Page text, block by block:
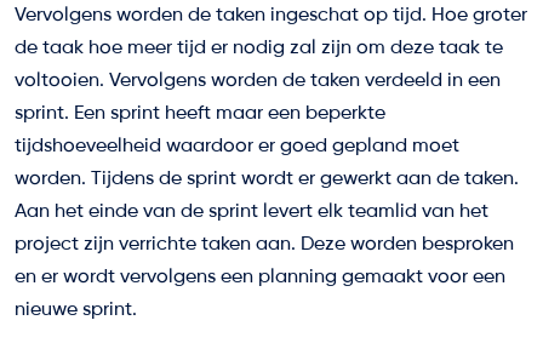
Vervolgens worden de taken ingeschat op tijd. Hoe groter
de taak hoe meer tijd er nodig zal zijn om deze taak te
voltooien. Vervolgens worden de taken verdeeld in een
sprint. Een sprint heeft maar een beperkte
tijdshoeveelheid waardoor er goed gepland moet
worden. Tijdens de sprint wordt er gewerkt aan de taken.
Aan het einde van de sprint levert elk teamlid van het
project zijn verrichte taken aan. Deze worden besproken
en er wordt vervolgens een planning gemaakt voor een
nieuwe sprint.